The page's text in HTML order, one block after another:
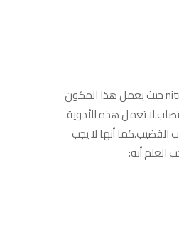
هذه الأدوية الأربعة تعد اختيار فعّال للعلاج . تعمل تلك الأدوية بزيادة مادة أكسيد النيتريك nitric oxide حيث يعمل هذا المكون
تعمل هذه الأدوية
القضيب.​​كما أنها لا يجب
العلم أنه: